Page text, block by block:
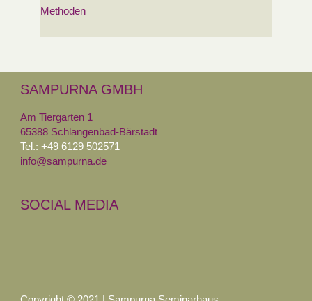
Methoden
SAMPURNA GMBH
Am Tiergarten 1
65388 Schlangenbad-Bärstadt
Tel.: +49 6129 502571
info@sampurna.de
SOCIAL MEDIA